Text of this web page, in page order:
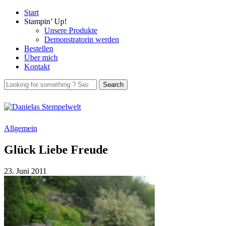
Start
Stampin’ Up!
Unsere Produkte
Demonstratorin werden
Bestellen
Über mich
Kontakt
Allgemein
Glück Liebe Freude
23. Juni 2011